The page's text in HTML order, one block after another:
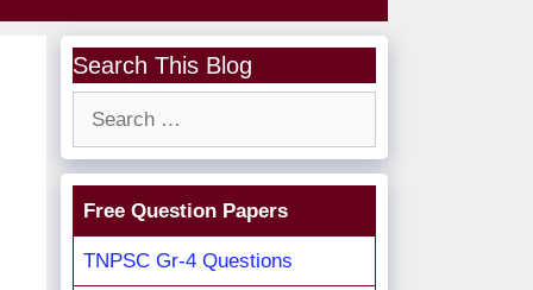
Search This Blog
Free Question Papers
TNPSC Gr-4 Questions